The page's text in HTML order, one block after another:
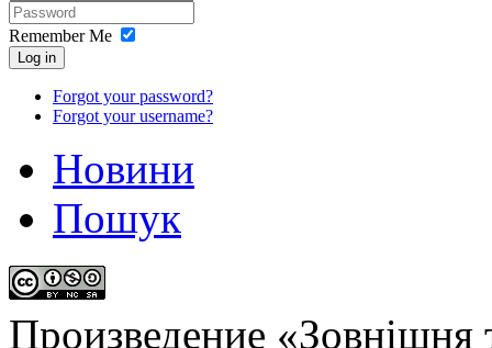
Remember Me
Log in
Forgot your password?
Forgot your username?
Новини
Пошук
Произведение «Зовнішня